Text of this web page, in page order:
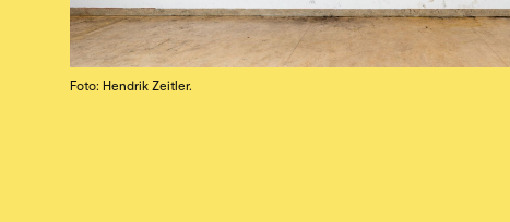
Foto: Hendrik Zeitler.